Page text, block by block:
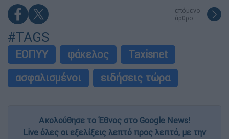
επόμενο
άρθρο
#TAGS
ΕΟΠΥΥ φάκελος
Taxisnet
ασφαλισμένοι
ειδήσεις τώρα
Ακολούθησε το Έθνος στο Google News!
Live όλες οι εξελίξεις λεπτό προς λεπτό, με την